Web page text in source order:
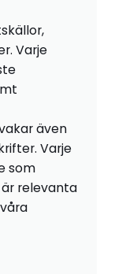
Varje
även
Varje
som
relevanta